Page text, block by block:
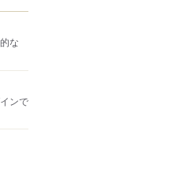
な
ンで